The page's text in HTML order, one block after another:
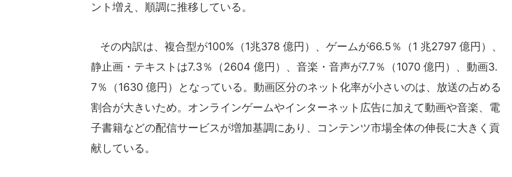
ント増え、順調に推移している。
その内訳は、複合型が100%（1兆378 億円）、ゲームが66.5％（1 兆2797 億円）、
静止画・テキストは7.3％（2604 億円）、音楽・音声が7.7％（1070 億円）、動画3.
7％（1630 億円）となっている。動画区分のネット化率が小さいのは、放送の占める
割合が大きいため。オンラインゲームやインターネット広告に加えて動画や音楽、電
子書籍などの配信サービスが増加基調にあり、コンテンツ市場全体の伸長に大きく貢
献している。